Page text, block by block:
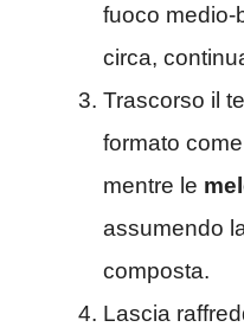
fuoco medio-
circa,
Trascorso il
formato
mentre le
assumendo
composta.
Lascia